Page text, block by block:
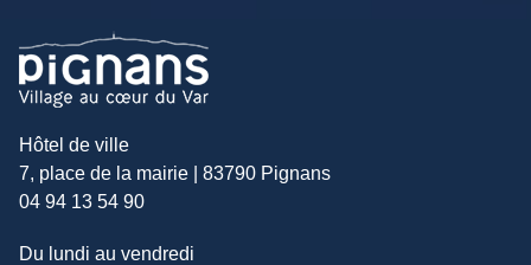
Hôtel de ville
7, place de la mairie | 83790 Pignans
04 94 13 54 90
Du lundi au vendredi